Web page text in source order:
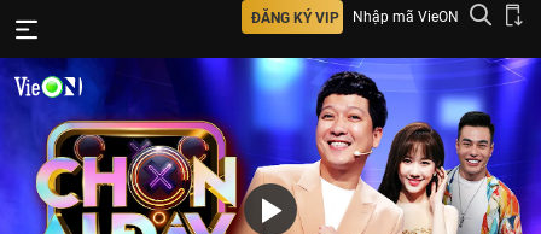
ĐĂNG KÝ VIP Nhập mã VieON